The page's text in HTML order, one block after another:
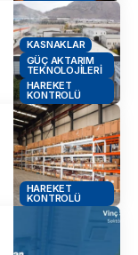
KASNAKLAR
GÜÇ AKTARIM
TEKNOLOJILERI
HAREKET
KONTROLÜ
HAREKET
KONTROLÜ